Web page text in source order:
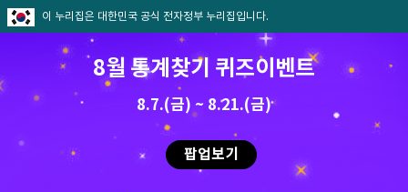
이 누리집은 대한민국 공식 전자정부 누리집입니다.
8월 통계찾기 퀴즈이벤트
8.7.(금) ~ 8.21.(금)
팝업보기